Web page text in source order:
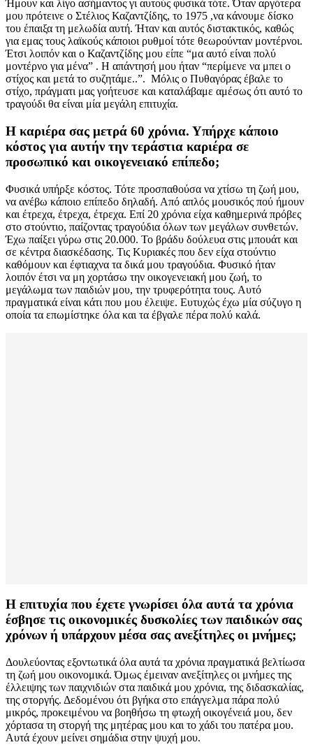
Ήμουν και λίγο ασήμαντος γι αυτούς φυσικά τότε. Όταν αργότερα
μου πρότεινε ο Στέλιος Καζαντζίδης, το 1975 ,να κάνουμε δίσκο
του έπαιξα τη μελωδία αυτή. Ήταν και αυτός διστακτικός, καθώς
για εμας τους λαϊκούς κάποιοι ρυθμοί τότε θεωρούνταν μοντέρνοι.
Έτσι λοιπόν και ο Καζαντζίδης μου είπε “μα αυτό είναι πολύ
μοντέρνο για μένα” . Η απάντησή μου ήταν “περίμενε να μπει ο
στίχος και μετά το συζητάμε..”. Μόλις ο Πυθαγόρας έβαλε το
στίχο, πράγματι μας γοήτευσε και καταλάβαμε αμέσως ότι αυτό το
τραγούδι θα είναι μία μεγάλη επιτυχία.
Η καριέρα σας μετρά 60 χρόνια. Υπήρχε κάποιο
κόστος για αυτήν την τεράστια καριέρα σε
προσωπικό και οικογενειακό επίπεδο;
Φυσικά υπήρξε κόστος. Τότε προσπαθούσα να χτίσω τη ζωή μου,
να ανέβω κάποιο επίπεδο δηλαδή. Από απλός μουσικός πού ήμουν
και έτρεχα, έτρεχα, έτρεχα. Επί 20 χρόνια είχα καθημερινά πρόβες
στο στούντιο, παίζοντας τραγούδια όλων των μεγάλων συνθετών.
Έχω παίξει γύρω στις 20.000. Το βράδυ δούλευα στις μπουάτ και
σε κέντρα διασκέδασης. Τις Κυριακές που δεν είχα στούντιο
καθόμουν και έφτιαχνα τα δικά μου τραγούδια. Φυσικό ήταν
λοιπόν έτσι να μη χορτάσω την οικογενειακή μου ζωή, το
μεγάλωμα των παιδιών μου, την τρυφερότητα τους. Αυτό
πραγματικά είναι κάτι που μου έλειψε. Ευτυχώς έχω μία σύζυγο η
οποία τα επωμίστηκε όλα και τα έβγαλε πέρα πολύ καλά.
Η επιτυχία που έχετε γνωρίσει όλα αυτά τα χρόνια
έσβησε τις οικονομικές δυσκολίες των παιδικών σας
χρόνων ή υπάρχουν μέσα σας ανεξίτηλες οι μνήμες;
Δουλεύοντας εξοντωτικά όλα αυτά τα χρόνια πραγματικά βελτίωσα
τη ζωή μου οικονομικά. Όμως έμειναν ανεξίτηλες οι μνήμες της
έλλειψης των παιχνιδιών στα παιδικά μου χρόνια, της διδασκαλίας,
της στοργής. Δεδομένου ότι βγήκα στο επάγγελμα πάρα πολύ
μικρός, προκειμένου να βοηθήσω τη φτωχή οικογένειά μου, δεν
χόρτασα τη στοργή της μητέρας μου και το χάδι του πατέρα μου.
Αυτά έχουν μείνει σημάδια στην ψυχή μου.